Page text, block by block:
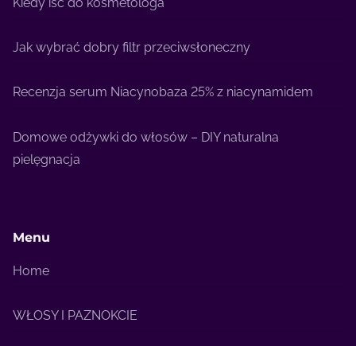
Jak wybrać dobry filtr przeciwsłoneczny
Recenzja serum Niacynobaza 25% z niacynamidem
Domowe odżywki do włosów – DIY naturalna
pielęgnacja
Menu
Home
WŁOSY I PAZNOKCIE